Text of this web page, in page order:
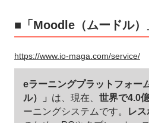
■「Moodle（ムードル）
https://www.io-maga.com/service/
eラーニングプラットフォー
ル）」 は、現在、 世界で4.0
ーニングシステムです。
レ